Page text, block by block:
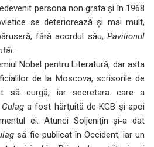
persona non grata şi în 1968
se deteriorează şi mai mult,
fără acordul său, Pavilionul
.
Nobel pentru Literatură, dar asta
de la Moscova, scrisorile de
să curgă, iar secretara care a
a fost hărţuită de KGB şi apoi
ei. Atunci Soljeniţîn şi‑a dat
să fie publicat în Occident, iar un